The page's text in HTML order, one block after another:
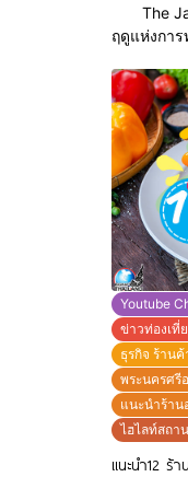
The Jazz
ฤดูแห่งการ
ถ้ายังไม่มี
ก็น่าสนใจไม่น้อ
เพิ่มเติมไ
4993,
http://
map :
https://
มีห
Youtube
ข่าวท่องเที่
ธุรกิจ ร้าน
พระนครศรี
แนะนำร้าน
ไฮไลท์สถา
แนะนำ12 ร้